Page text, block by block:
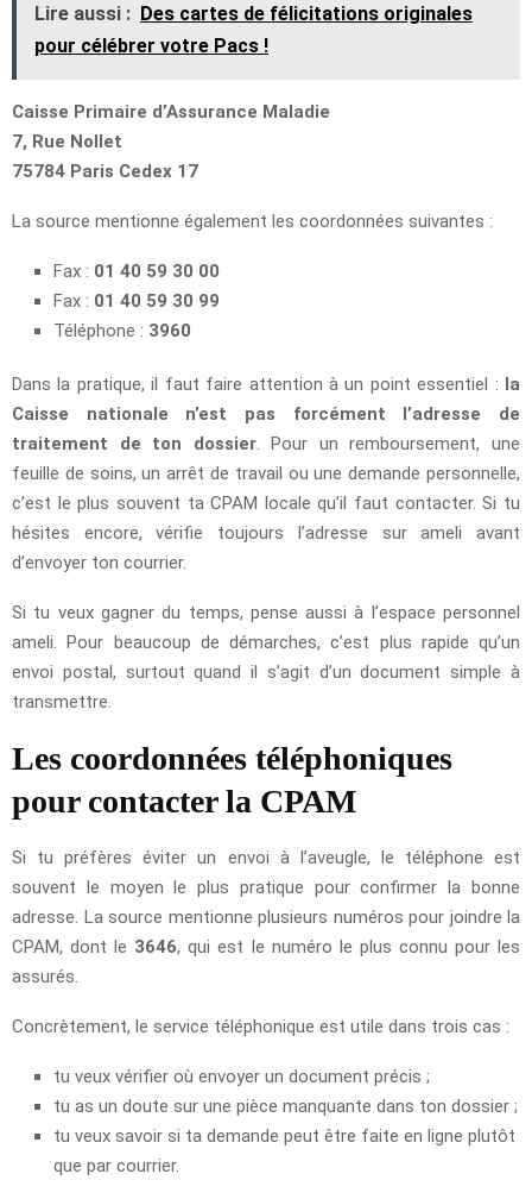
Lire aussi : Des cartes de félicitations originales
pour célébrer votre Pacs !
Caisse Primaire d’Assurance Maladie
7, Rue Nollet
75784 Paris Cedex 17
La source mentionne également les coordonnées suivantes :
Fax : 01 40 59 30 00
Fax : 01 40 59 30 99
Téléphone : 3960
Dans la pratique, il faut faire attention à un point essentiel : la
Caisse nationale n’est pas forcément l’adresse de
traitement de ton dossier. Pour un remboursement, une
feuille de soins, un arrêt de travail ou une demande personnelle,
c’est le plus souvent ta CPAM locale qu’il faut contacter. Si tu
hésites encore, vérifie toujours l’adresse sur ameli avant
d’envoyer ton courrier.
Si tu veux gagner du temps, pense aussi à l’espace personnel
ameli. Pour beaucoup de démarches, c’est plus rapide qu’un
envoi postal, surtout quand il s’agit d’un document simple à
transmettre.
Les coordonnées téléphoniques
pour contacter la CPAM
Si tu préfères éviter un envoi à l’aveugle, le téléphone est
souvent le moyen le plus pratique pour confirmer la bonne
adresse. La source mentionne plusieurs numéros pour joindre la
CPAM, dont le 3646, qui est le numéro le plus connu pour les
assurés.
Concrètement, le service téléphonique est utile dans trois cas :
tu veux vérifier où envoyer un document précis ;
tu as un doute sur une pièce manquante dans ton dossier ;
tu veux savoir si ta demande peut être faite en ligne plutôt
que par courrier.